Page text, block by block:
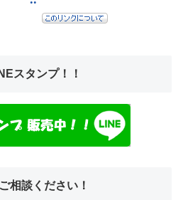
スタンプ！！
相談ください！